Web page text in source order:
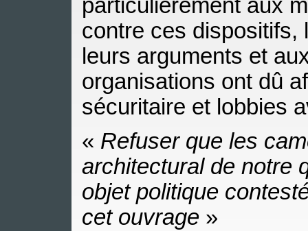
particulièrement aux
contre ces dispositifs,
leurs arguments et
organisations ont dû
sécuritaire et lobbies
« Refuser que les
architectural de notre
objet politique
cet ouvrage »